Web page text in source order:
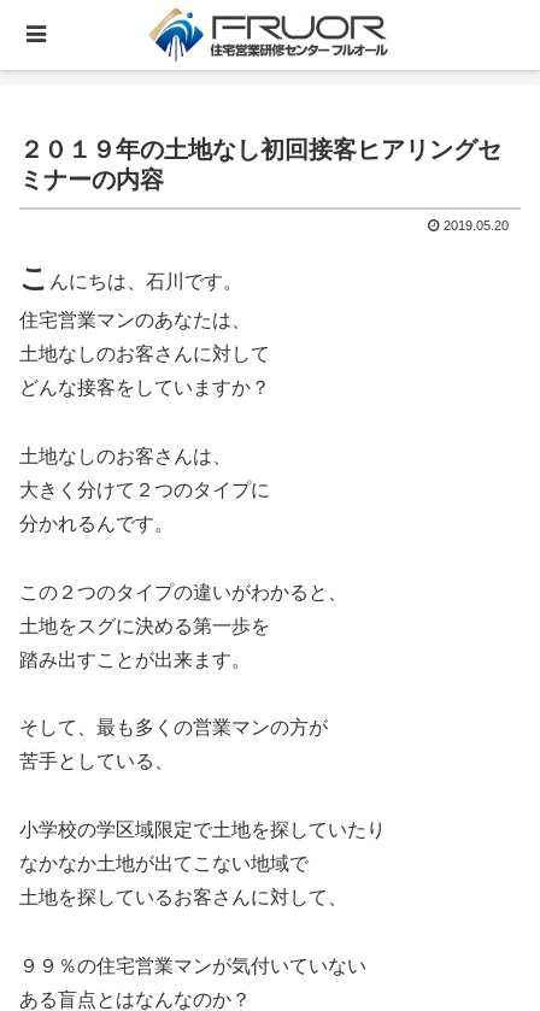
２０１９年の土地なし初回接客ヒアリングセ
ミナーの内容
2019.05.20
こ んにちは、石川です。
住宅営業マンのあなたは、
土地なしのお客さんに対して
どんな接客をしていますか？
土地なしのお客さんは、
大きく分けて２つのタイプに
分かれるんです。
この２つのタイプの違いがわかると、
土地をスグに決める第一歩を
踏み出すことが出来ます。
そして、最も多くの営業マンの方が
苦手としている、
小学校の学区域限定で土地を探していたり
なかなか土地が出てこない地域で
土地を探しているお客さんに対して、
９９％の住宅営業マンが気付いていない
ある盲点とはなんなのか？